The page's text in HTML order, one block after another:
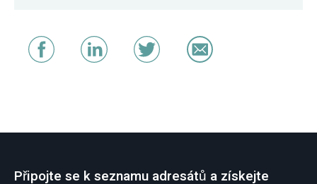
Připojte se k seznamu adresátů a získejte